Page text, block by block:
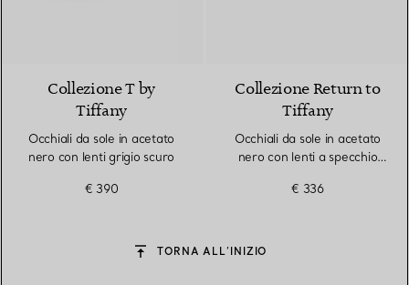
Collezione T by
Tiffany
Occhiali da sole in acetato
nero con lenti grigio scuro
€ 390
Collezione Return to
Tiffany
Occhiali da sole in acetato
nero con lenti a specchio
€ 336
TORNA ALL’INIZIO